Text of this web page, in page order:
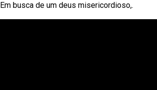
busca de um deus misericordioso,.